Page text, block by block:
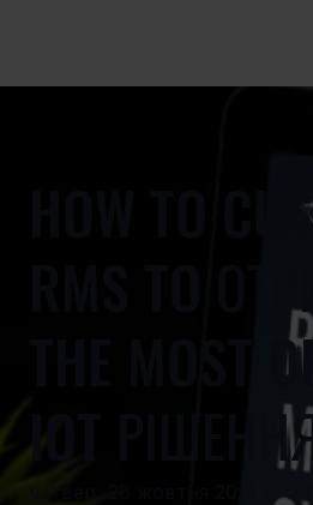
HOW TO
RMS TO
THE MOST
IOT
четвер, 28 жовтня 2021 р. о